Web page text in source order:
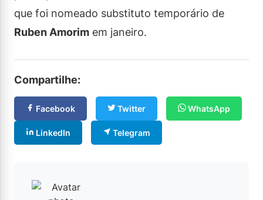
que foi nomeado substituto temporário de
Ruben Amorim em janeiro.
Compartilhe:
Facebook Twitter WhatsApp
LinkedIn Telegram